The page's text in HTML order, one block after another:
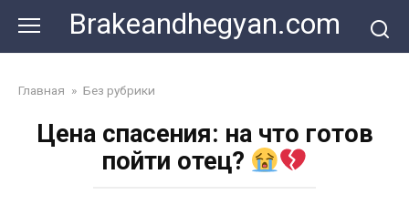
content
Brakeandhegyan.com
Главная » Без рубрики
Цена спасения: на что готов
пойти отец?